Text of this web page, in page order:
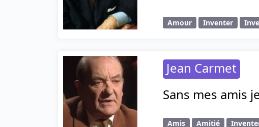
Amour Inventer
Jean Carmet
Sans mes amis
Amis Amitié